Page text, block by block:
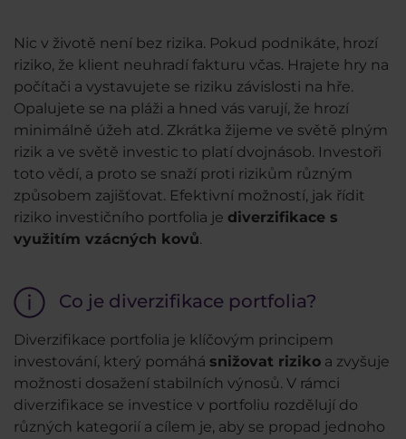
Nic v životě není bez rizika. Pokud podnikáte, hrozí
riziko, že klient neuhradí fakturu včas. Hrajete hry na
počítači a vystavujete se riziku závislosti na hře.
Opalujete se na pláži a hned vás varují, že hrozí
minimálně úžeh atd. Zkrátka žijeme ve světě plným
rizik a ve světě investic to platí dvojnásob. Investoři
toto vědí, a proto se snaží proti rizikům různým
způsobem zajišťovat. Efektivní možností, jak řídit
riziko investičního portfolia je diverzifikace s
využitím vzácných kovů.
Co je diverzifikace portfolia?
Diverzifikace portfolia je klíčovým principem
investování, který pomáhá snižovat riziko a zvyšuje
možnosti dosažení stabilních výnosů. V rámci
diverzifikace se investice v portfoliu rozdělují do
různých kategorií a cílem je, aby se propad jednoho